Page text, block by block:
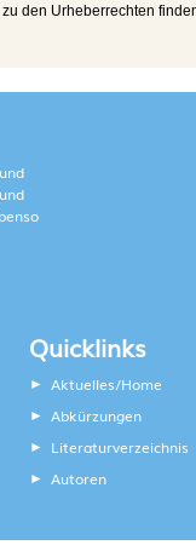
den Urheberrechten
Quicklinks
Aktuelles/Home
Abkürzungen
Literaturverzeichnis
Autoren